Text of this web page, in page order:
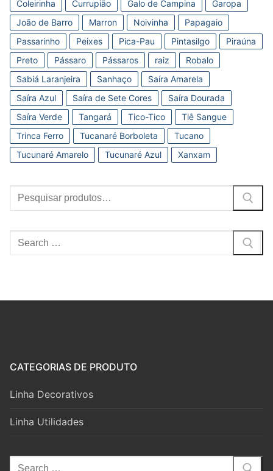
Coleirinha
Currupião Galo de Campina
Garopa
João de Barro
Marron Noivinha
Papagaio
Passarinho
Peixes Pica-Pau Pintasilgo
Piraúna
Preto
Pássaro Pássaros raiz
Robalo
Sabiá Laranjeira
Sanhaço
Saíra Amarela
Saíra Azul
Saíra de Sete Cores
Saíra Dourada
Saíra Verde
Tangará Tico-Tico
Tiê Sangue
Trinca Ferro
Tucanaré Borboleta
Tucano
Tucunaré Amarelo
Tucunaré Azul Xanxam
Procurar:
Pesquisar
por:
CATEGORIAS DE PRODUTO
Linha Decorativos
Linha Utilidades
Pesquisar